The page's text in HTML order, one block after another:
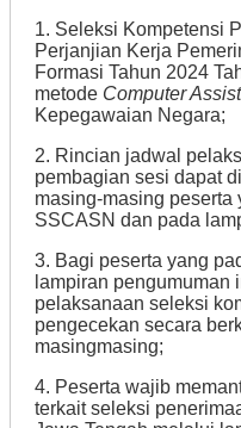
1. Seleksi Kompetensi
Perjanjian Kerja
Formasi Tahun 2024
metode Computer
Kepegawaian Negara;
2. Rincian jadwal
pembagian sesi dapat
masing-masing peserta
SSCASN dan pada
3. Bagi peserta yang
lampiran pengumuman
pelaksanaan seleksi
pengecekan secara
masingmasing;
4. Peserta wajib
terkait seleksi